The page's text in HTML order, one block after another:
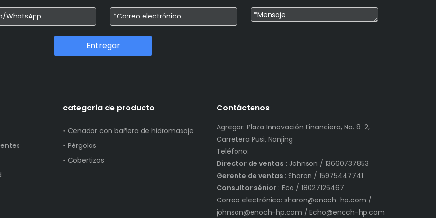
Entregar
categoria de producto
Cenador con bañera de hidromasaje
Pérgolas
Cobertizos
Contáctenos
Agregar: Plaza Innovación Financiera, No. 8-2,
Carretera Pusi, Nanjing
Teléfono:
Director de ventas : Johnson / 13660737853
Gerente de ventas : Sharon / 15975447741
Consultor sénior: Eco / 18027126467
Correo electrónico: sharon@enoch-hp.com /
johnson@enoch-hp.com / Echo@enoch-hp.com